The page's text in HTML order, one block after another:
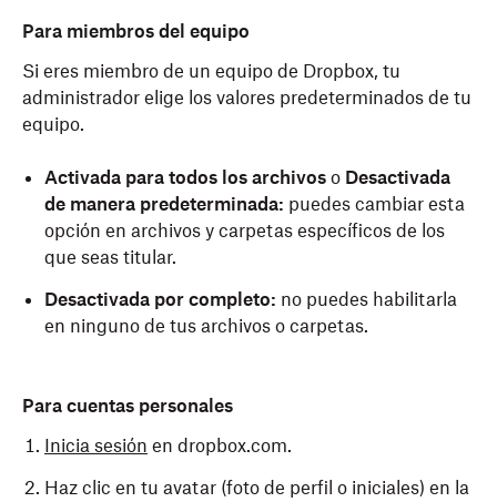
Para miembros del equipo
Si eres miembro de un equipo de Dropbox, tu
administrador elige los valores predeterminados de tu
equipo.
Activada para todos los archivos o Desactivada
de manera predeterminada: puedes cambiar esta
opción en archivos y carpetas específicos de los
que seas titular.
Desactivada por completo: no puedes habilitarla
en ninguno de tus archivos o carpetas.
Para cuentas personales
Inicia sesión en dropbox.com.
Haz clic en tu avatar (foto de perfil o iniciales) en la